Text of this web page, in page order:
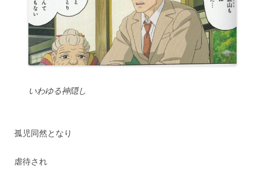
いわゆる神隠し
孤児同然となり
虐待され